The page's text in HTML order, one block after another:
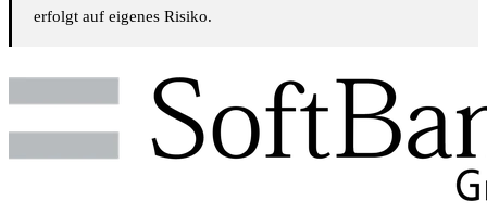
erfolgt auf eigenes Risiko.